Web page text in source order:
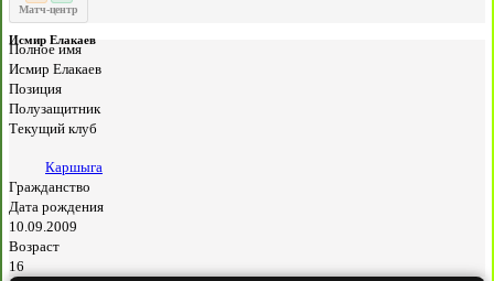
Матч-центр
Исмир Елакаев
Полное имя
Исмир Елакаев
Позиция
Полузащитник
Текущий клуб
Каршыга
Гражданство
Дата рождения
10.09.2009
Возраст
16